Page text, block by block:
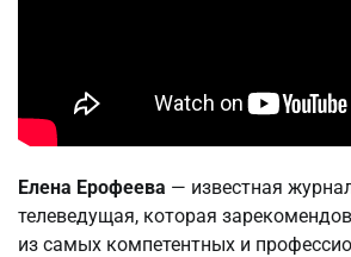
Елена Ерофеева — известная
телеведущая, которая
из самых компетентных и